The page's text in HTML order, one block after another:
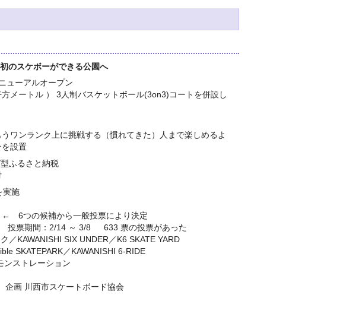
のスケボーができる公園へ
ューアルオープン
メートル ） 3人制バスケットボール(3on3)コートを併設し
ワンランク上に挑戦する（慣れてきた）人まで楽しめるよ
を設置
ふるさと納税
実施
6つの候補から一般投票により決定
633 票の投票があった
／KAWANISHI SIX UNDER／K6 SKATE YARD
／KAWANISHI 6-RIDE
ストレーション
画 川西市スケートボード協会